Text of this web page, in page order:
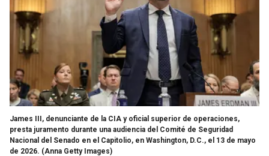
James III, denunciante de la CIA y oficial superior de operaciones,
presta juramento durante una audiencia del Comité de Seguridad
Nacional del Senado en el Capitolio, en Washington, D.C., el 13 de mayo
de 2026. (Anna Getty Images)